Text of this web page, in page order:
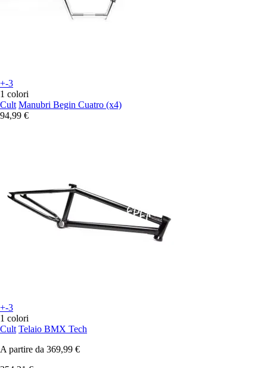
+-3
1 colori
Cult Manubri Begin Cuatro (x4)
94,99 €
+-3
1 colori
Cult Telaio BMX Tech
A partire da 369,99 €